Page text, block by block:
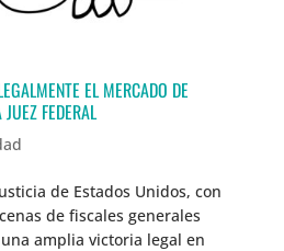
EL MERCADO DE
FEDERAL
de Estados Unidos, con
de fiscales generales
amplia victoria legal en